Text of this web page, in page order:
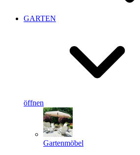
GARTEN
öffnen
Gartenmöbel